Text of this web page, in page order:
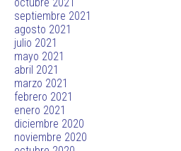
septiembre 2021
agosto 2021
julio 2021
mayo 2021
abril 2021
marzo 2021
febrero 2021
enero 2021
diciembre 2020
noviembre 2020